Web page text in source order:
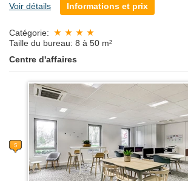
Voir détails Informations et prix
Catégorie:
Taille du bureau: 8 à 50 m²
Centre d'affaires